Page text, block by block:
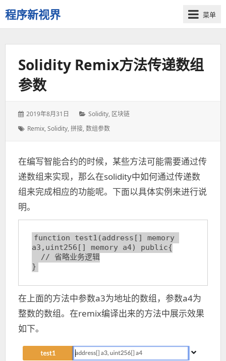
程序新视界
开
启
菜单
Solidity Remix方法传递数组
参数
发
于：
2019年8月31日
分
类：
Solidity, 区块链
标
Remix,Solidity,拼接,数组参数
在编写智能合约的时候，某些方法可能需要通过传
递数组来实现，那么在solidity中如何通过传递数
组来完成相应的功能呢。下面以具体实例来进行说
明。
function test1(address[] memory
a3,uint256[] memory a4) public{
}
在上面的方法中参数a3为地址的数组，参数a4为
整数的数组。在remix编译出来的方法中展示效果
如下。